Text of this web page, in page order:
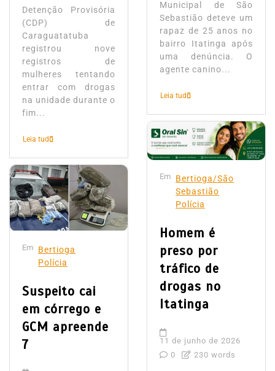
Detenção Provisória
(CDP) de
Caraguatatuba
registrou nove
registros de
mulheres tentando
entrar com drogas
na unidade durante o
fim...
Leia tudo
Em Bertioga
Polícia
Suspeito cai
em córrego e
GCM apreende
7
Municipal de São
Sebastião deteve um
rapaz de 25 anos no
bairro Itatinga após
uma denúncia. O
agente canino...
Leia tudo
Em Bertioga/São
Sebastião
Polícia
Homem é
preso por
tráfico de
drogas no
Itatinga
11 de junho de 2026
0
230 words